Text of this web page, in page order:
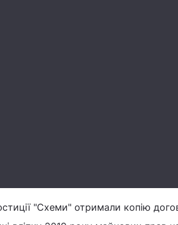
"Схеми" отримали копію